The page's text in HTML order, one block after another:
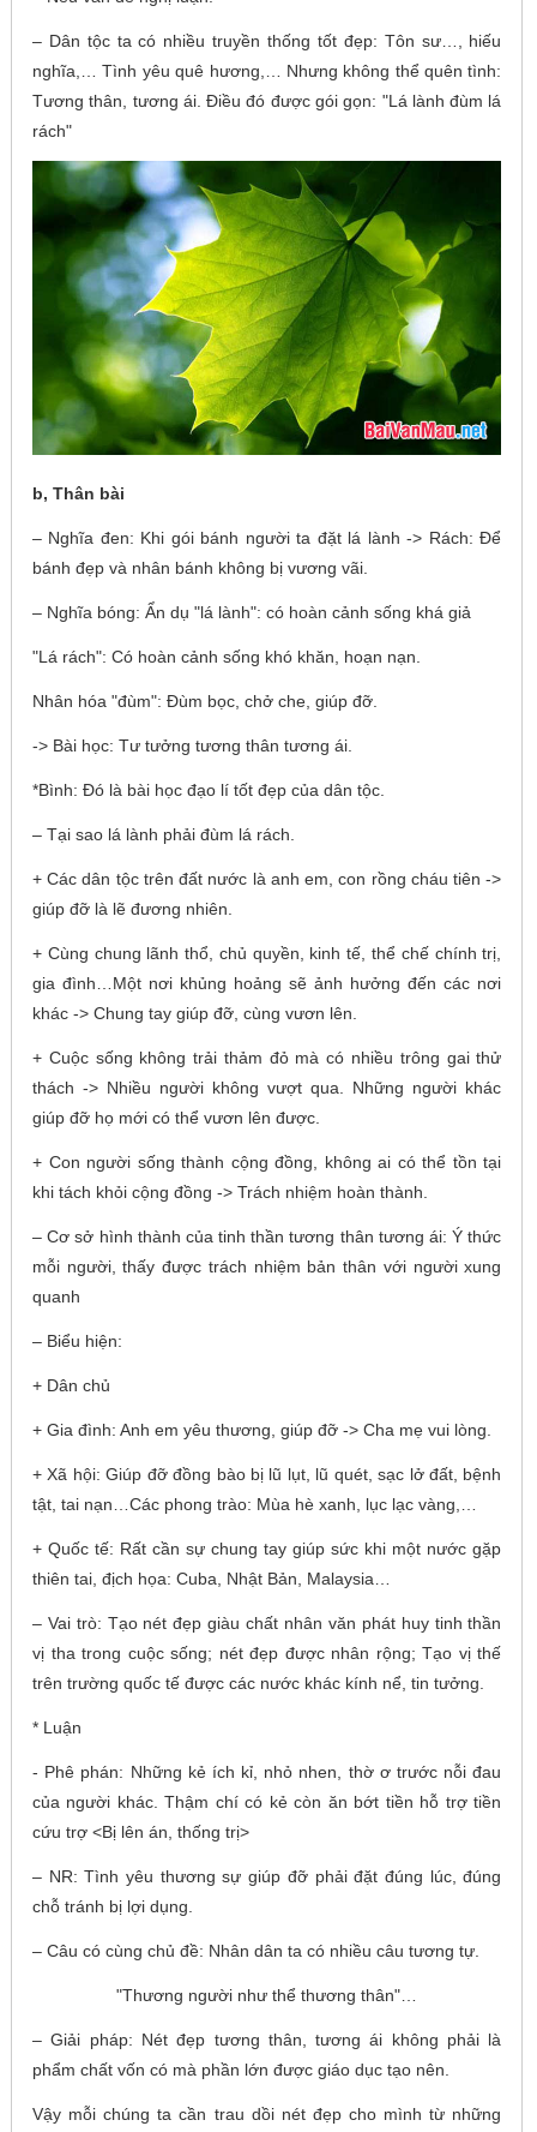
– Dân tộc ta có nhiều truyền thống tốt đẹp: Tôn sư…, hiếu
nghĩa,… Tình yêu quê hương,… Nhưng không thể quên tình:
Tương thân, tương ái. Điều đó được gói gọn: "Lá lành đùm lá
rách"
b, Thân bài
– Nghĩa đen: Khi gói bánh người ta đặt lá lành -> Rách: Để
bánh đẹp và nhân bánh không bị vương vãi.
– Nghĩa bóng: Ẩn dụ "lá lành": có hoàn cảnh sống khá giả
"Lá rách": Có hoàn cảnh sống khó khăn, hoạn nạn.
Nhân hóa "đùm": Đùm bọc, chở che, giúp đỡ.
-> Bài học: Tư tưởng tương thân tương ái.
*Bình: Đó là bài học đạo lí tốt đẹp của dân tộc.
– Tại sao lá lành phải đùm lá rách.
+ Các dân tộc trên đất nước là anh em, con rồng cháu tiên ->
giúp đỡ là lẽ đương nhiên.
+ Cùng chung lãnh thổ, chủ quyền, kinh tế, thể chế chính trị,
gia đình…Một nơi khủng hoảng sẽ ảnh hưởng đến các nơi
khác -> Chung tay giúp đỡ, cùng vươn lên.
+ Cuộc sống không trải thảm đỏ mà có nhiều trông gai thử
thách -> Nhiều người không vượt qua. Những người khác
giúp đỡ họ mới có thể vươn lên được.
+ Con người sống thành cộng đồng, không ai có thể tồn tại
khi tách khỏi cộng đồng -> Trách nhiệm hoàn thành.
– Cơ sở hình thành của tinh thần tương thân tương ái: Ý thức
mỗi người, thấy được trách nhiệm bản thân với người xung
quanh
– Biểu hiện:
+ Dân chủ
+ Gia đình: Anh em yêu thương, giúp đỡ -> Cha mẹ vui lòng.
+ Xã hội: Giúp đỡ đồng bào bị lũ lụt, lũ quét, sạc lở đất, bệnh
tật, tai nạn…Các phong trào: Mùa hè xanh, lục lạc vàng,…
+ Quốc tế: Rất cần sự chung tay giúp sức khi một nước gặp
thiên tai, địch họa: Cuba, Nhật Bản, Malaysia…
– Vai trò: Tạo nét đẹp giàu chất nhân văn phát huy tinh thần
vị tha trong cuộc sống; nét đẹp được nhân rộng; Tạo vị thế
trên trường quốc tế được các nước khác kính nể, tin tưởng.
* Luận
- Phê phán: Những kẻ ích kỉ, nhỏ nhen, thờ ơ trước nỗi đau
của người khác. Thậm chí có kẻ còn ăn bớt tiền hỗ trợ tiền
cứu trợ <Bị lên án, thống trị>
– NR: Tình yêu thương sự giúp đỡ phải đặt đúng lúc, đúng
chỗ tránh bị lợi dụng.
– Câu có cùng chủ đề: Nhân dân ta có nhiều câu tương tự.
"Thương người như thể thương thân"…
– Giải pháp: Nét đẹp tương thân, tương ái không phải là
phẩm chất vốn có mà phần lớn được giáo dục tạo nên.
Vậy mỗi chúng ta cần trau dồi nét đẹp cho mình từ những